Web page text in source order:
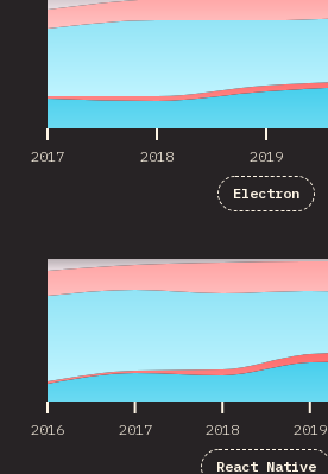
2017 2018 2019
Electron
2016 2017 2018 2019
React Native